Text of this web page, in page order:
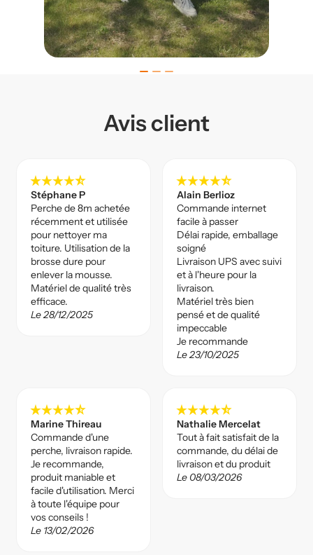
Avis client
star_ratestar_ratestar_ratestar_ratestar_rate_half
Stéphane P
Perche de 8m achetée
récemment et utilisée
pour nettoyer ma
toiture. Utilisation de la
brosse dure pour
enlever la mousse.
Matériel de qualité très
efficace.
Le 28/12/2025
star_ratestar_ratestar_ratestar_ratestar_rate_half
Alain Berlioz
Commande internet
facile à passer
Délai rapide, emballage
soigné
Livraison UPS avec suivi
et à l'heure pour la
livraison.
Matériel très bien
pensé et de qualité
impeccable
Je recommande
Le 23/10/2025
star_ratestar_ratestar_ratestar_ratestar_rate_half
Marine Thireau
Commande d'une
perche, livraison rapide.
Je recommande,
produit maniable et
facile d'utilisation. Merci
à toute l'équipe pour
vos conseils !
Le 13/02/2026
star_ratestar_ratestar_ratestar_ratestar_rate_half
Nathalie Mercelat
Tout à fait satisfait de la
commande, du délai de
livraison et du produit
Le 08/03/2026